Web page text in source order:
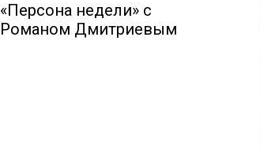
«Персона недели» с
Романом Дмитриевым